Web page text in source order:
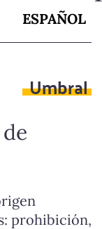
ESPAÑOL
Umbral
prohibición,